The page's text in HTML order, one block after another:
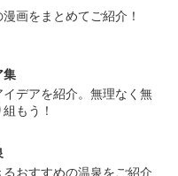
画をまとめてご紹介！
集
デアを紹介。無理なく無
もう！
おすすめの温泉をご紹介